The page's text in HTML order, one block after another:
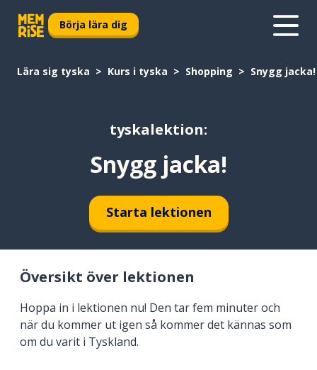
Börja lära dig
Lära sig tyska Kurs i tyska Shopping Snygg jacka!
tyskalektion:
Snygg jacka!
Starta lektionen
Översikt över lektionen
Hoppa in i lektionen nu! Den tar fem minuter och
när du kommer ut igen så kommer det kännas som
om du varit i Tyskland.